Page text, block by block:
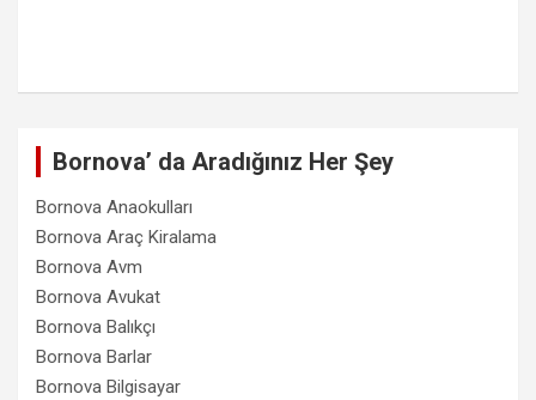
Bornova’ da Aradığınız Her Şey
Bornova Anaokulları
Bornova Araç Kiralama
Bornova Avm
Bornova Avukat
Bornova Balıkçı
Bornova Barlar
Bornova Bilgisayar